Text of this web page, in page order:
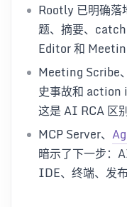
Rootly 已明确落
题、摘要、
Editor 和
Meeting Scribe
史事故和 action
这是 AI RCA 区
MCP Server、
暗示了下一步：
IDE、终端、发